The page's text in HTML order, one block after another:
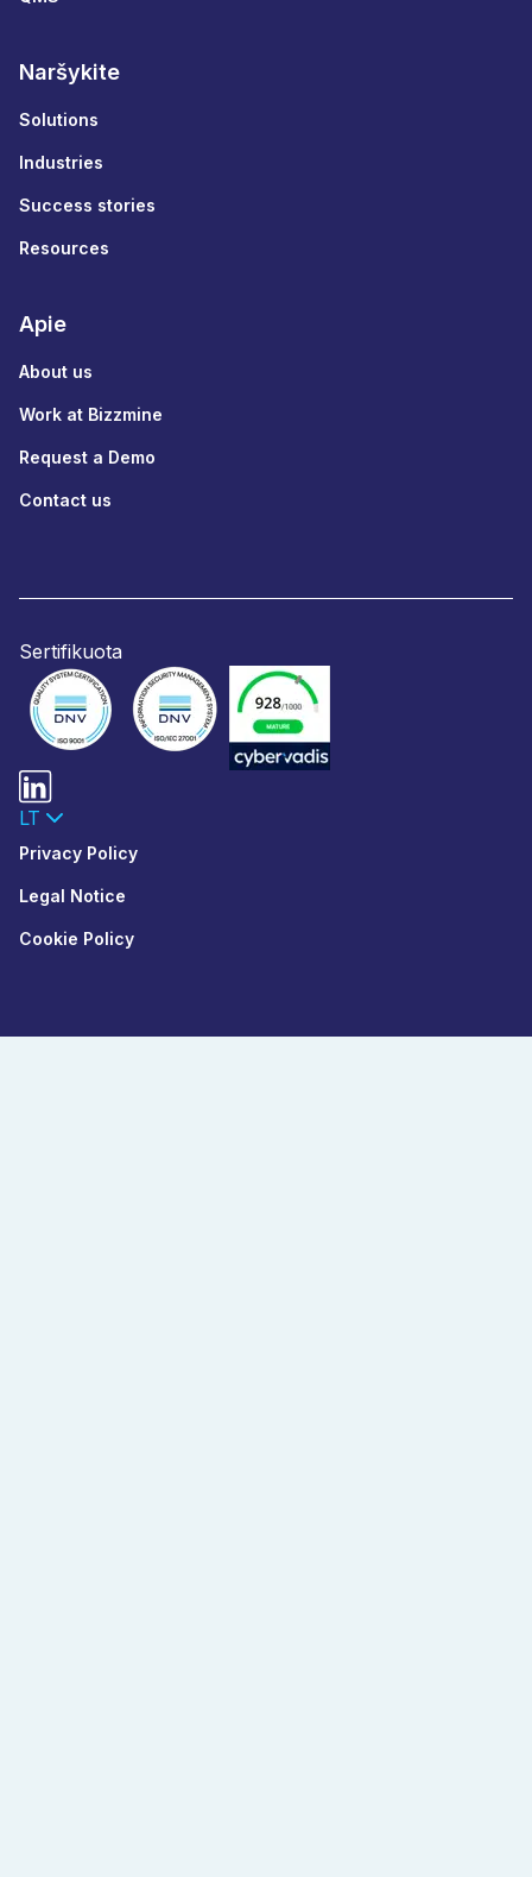
Naršykite
Solutions
Industries
Success stories
Resources
Apie
About us
Work at Bizzmine
Request a Demo
Contact us
Sertifikuota
LT
Privacy Policy
Legal Notice
Cookie Policy